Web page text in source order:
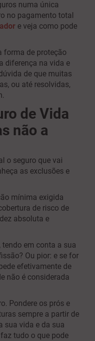
numa única
no pagamento total
e veja como pode
forma de proteção
diferença na vida e
de que muitas
ou até resolvidas,
de Vida
não a
o seguro que vai
as exclusões e
mínima exigida
de risco de
absoluta e
em conta a sua
Ou pior: e se for
efetivamente de
não é considerada
Pondere os prós e
sempre a partir de
sua vida e da sua
tudo o que pode